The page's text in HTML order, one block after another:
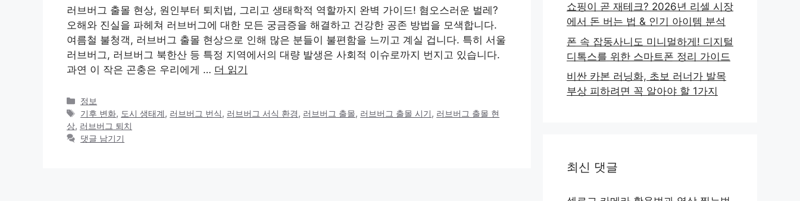
러브버그 출몰 현상, 원인부터 퇴치법, 그리고 생태학적 역할까지 완벽 가이드! 혐오스러운 벌레?
오해와 진실을 파헤쳐 러브버그에 대한 모든 궁금증을 해결하고 건강한 공존 방법을 모색합니다.
여름철 불청객, 러브버그 출몰 현상으로 인해 많은 분들이 불편함을 느끼고 계실 겁니다. 특히 서울
러브버그, 러브버그 북한산 등 특정 지역에서의 대량 발생은 사회적 이슈로까지 번지고 있습니다.
과연 이 작은 곤충은 우리에게 … 더 읽기
카
테
고
리
정보
태
그
기후 변화, 도시 생태계, 러브버그 번식, 러브버그 서식 환경, 러브버그 출몰, 러브버그 출몰 시기, 러브버그 출몰 현
상, 러브버그 퇴치
댓글 남기기
쇼핑이 곧 재테크? 2026년 리셀 시장
에서 돈 버는 법 & 인기 아이템 분석
폰 속 잡동사니도 미니멀하게! 디지털
디톡스를 위한 스마트폰 정리 가이드
비싼 카본 러닝화, 초보 러너가 발목
부상 피하려면 꼭 알아야 할 1가지
최신 댓글